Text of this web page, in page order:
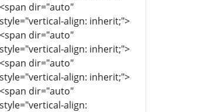
dir="auto"
align: inherit;">
dir="auto"
align: inherit;">
dir="auto"
align: inherit;">
dir="auto"
align: